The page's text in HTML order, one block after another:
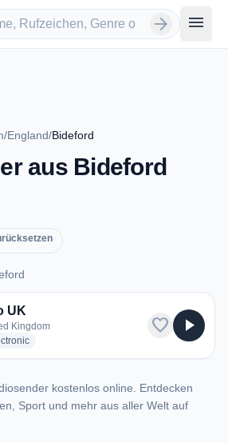
arrow_forward menu
/England/Bideford
aus Bideford
UK
Kingdom
radio stations
favorite play_arrow
kostenlos online. Entdecken
Sport und mehr aus aller Welt auf